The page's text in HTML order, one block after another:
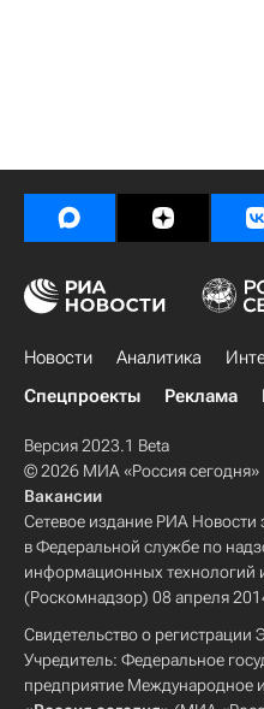
Новости Аналитика
Спецпроекты
Реклама
Версия 2023.1 Beta
© 2026 МИА «Россия сегодня»
Вакансии
Сетевое издание РИА Новости
в Федеральной службе по
информационных технологий
(Роскомнадзор) 08 апреля
Свидетельство о
Учредитель: Федеральное
предприятие Международное